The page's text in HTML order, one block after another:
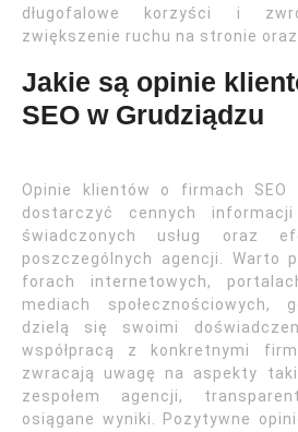
długofalowe korzyści i
zwiększenie ruchu na stronie
Jakie są opinie
SEO w Grudziądzu
Opinie klientów o firmach SEO
dostarczyć cennych
świadczonych usług oraz
poszczególnych agencji. Warto
forach internetowych,
mediach społecznościowych,
dzielą się swoimi
współpracą z konkretnymi
zwracają uwagę na aspekty
zespołem agencji,
osiągane wyniki. Pozytywne